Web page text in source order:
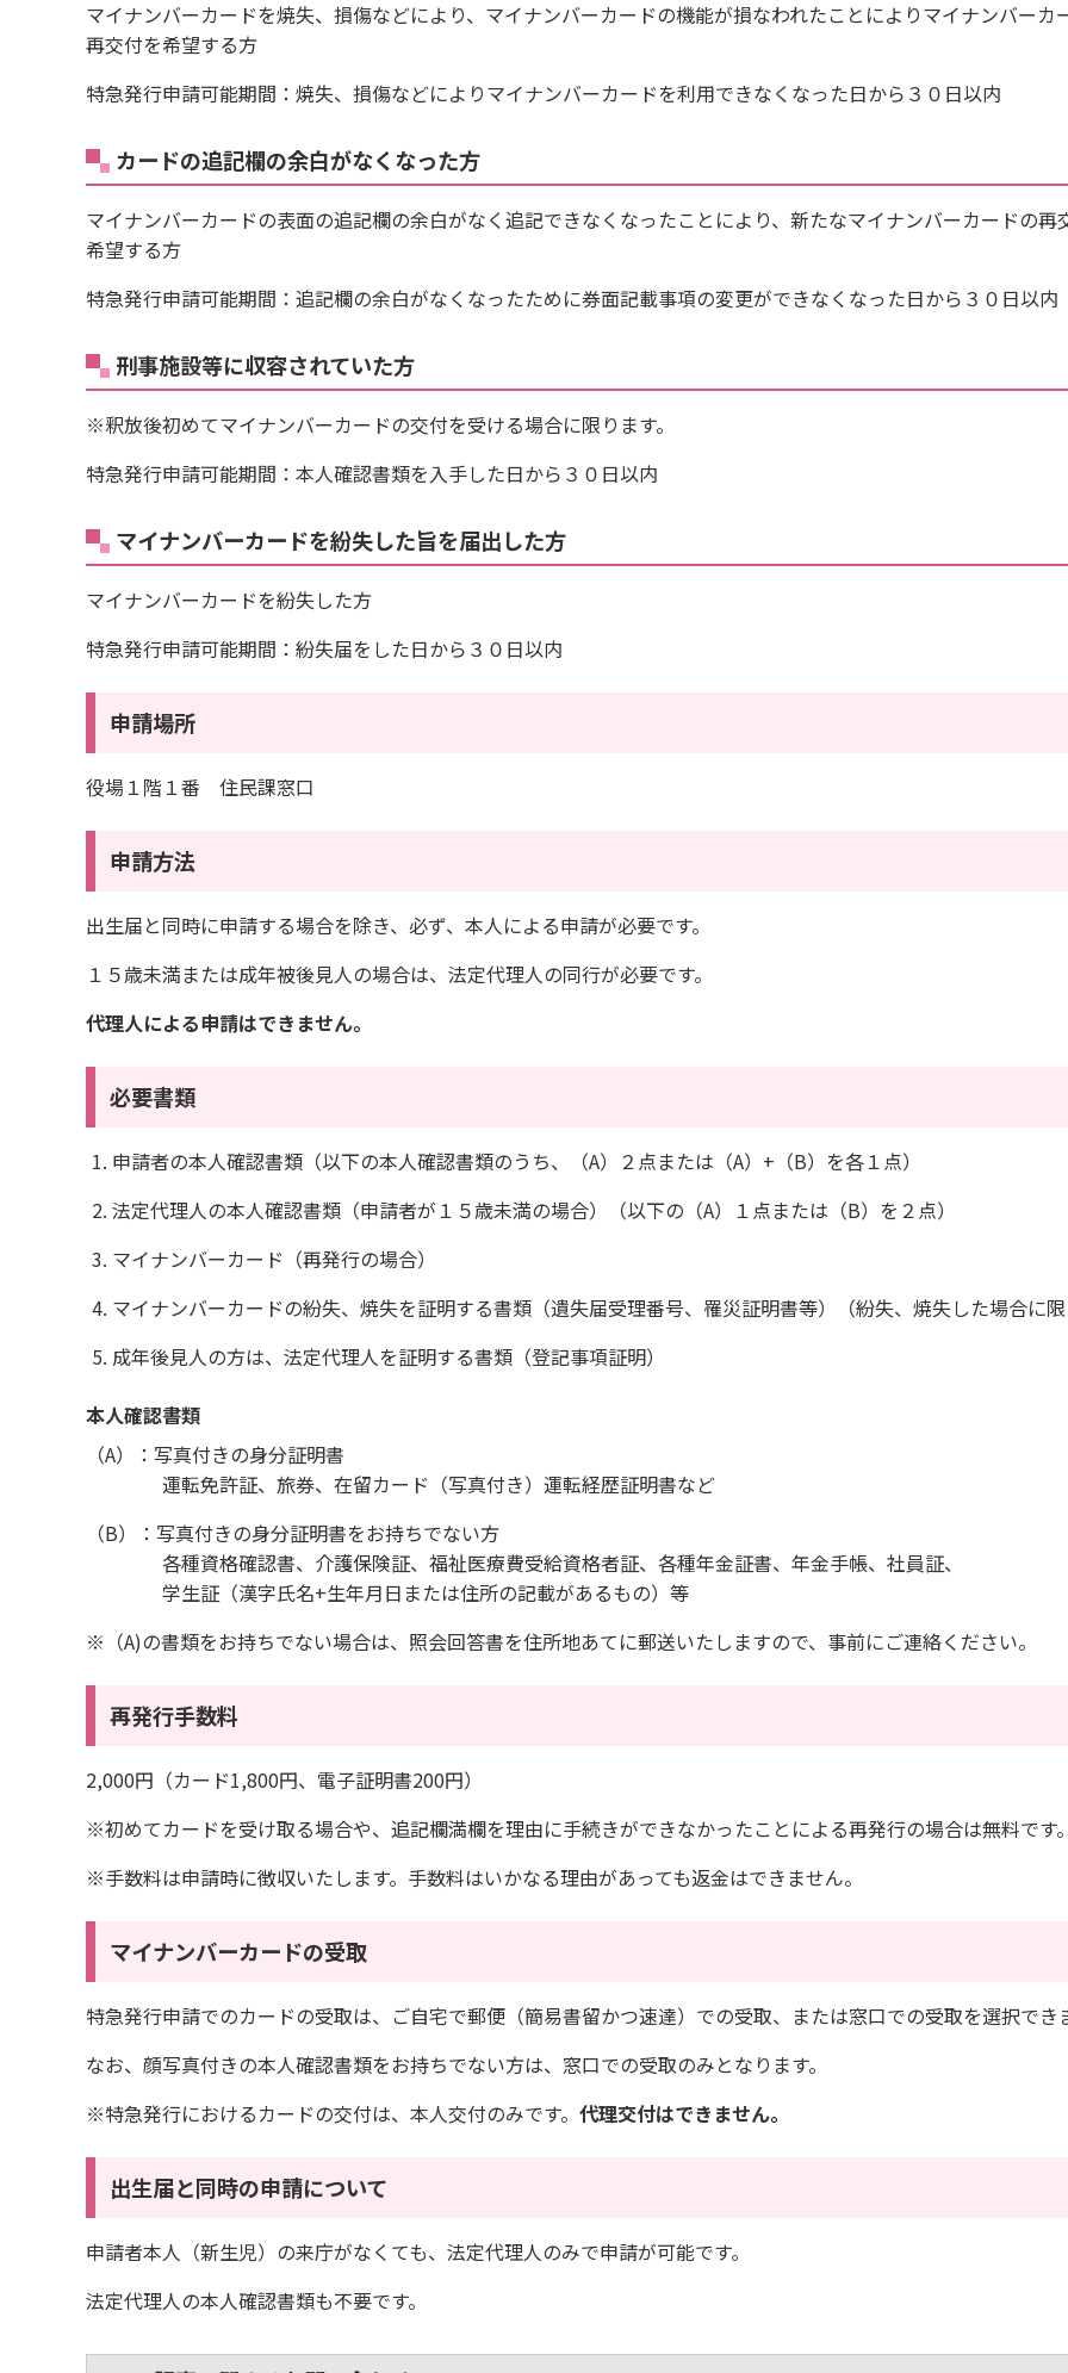
マイナンバーカードを焼失、損傷などにより、マイナンバーカードの機能が損なわれたことによりマイナンバーカ
再交付を希望する方
特急発行申請可能期間：焼失、損傷などによりマイナンバーカードを利用できなくなった日から３０日以内
カードの追記欄の余白がなくなった方
マイナンバーカードの表面の追記欄の余白がなく追記できなくなったことにより、新たなマイナンバーカードの再
希望する方
特急発行申請可能期間：追記欄の余白がなくなったために券面記載事項の変更ができなくなった日から３０日以内
刑事施設等に収容されていた方
※釈放後初めてマイナンバーカードの交付を受ける場合に限ります。
特急発行申請可能期間：本人確認書類を入手した日から３０日以内
マイナンバーカードを紛失した旨を届出した方
マイナンバーカードを紛失した方
特急発行申請可能期間：紛失届をした日から３０日以内
申請場所
役場１階１番 住民課窓口
申請方法
出生届と同時に申請する場合を除き、必ず、本人による申請が必要です。
１５歳未満または成年被後見人の場合は、法定代理人の同行が必要です。
代理人による申請はできません。
必要書類
申請者の本人確認書類（以下の本人確認書類のうち、（A）２点または（A）+（B）を各１点）
法定代理人の本人確認書類（申請者が１５歳未満の場合）（以下の（A）１点または（B）を２点）
マイナンバーカード（再発行の場合）
マイナンバーカードの紛失、焼失を証明する書類（遺失届受理番号、罹災証明書等）（紛失、焼失した場合に
成年後見人の方は、法定代理人を証明する書類（登記事項証明）
本人確認書類
（A）：写真付きの身分証明書
運転免許証、旅券、在留カード（写真付き）運転経歴証明書など
（B）：写真付きの身分証明書をお持ちでない方
各種資格確認書、介護保険証、福祉医療費受給資格者証、各種年金証書、年金手帳、社員証、
学生証（漢字氏名+生年月日または住所の記載があるもの）等
※（A)の書類をお持ちでない場合は、照会回答書を住所地あてに郵送いたしますので、事前にご連絡ください。
再発行手数料
2,000円（カード1,800円、電子証明書200円）
※初めてカードを受け取る場合や、追記欄満欄を理由に手続きができなかったことによる再発行の場合は無料です
※手数料は申請時に徴収いたします。手数料はいかなる理由があっても返金はできません。
マイナンバーカードの受取
特急発行申請でのカードの受取は、ご自宅で郵便（簡易書留かつ速達）での受取、または窓口での受取を選択でき
なお、顔写真付きの本人確認書類をお持ちでない方は、窓口での受取のみとなります。
※特急発行におけるカードの交付は、本人交付のみです。 代理交付はできません。
出生届と同時の申請について
申請者本人（新生児）の来庁がなくても、法定代理人のみで申請が可能です。
法定代理人の本人確認書類も不要です。